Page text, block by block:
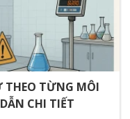
THEO TỪNG MÔI
CHI TIẾT